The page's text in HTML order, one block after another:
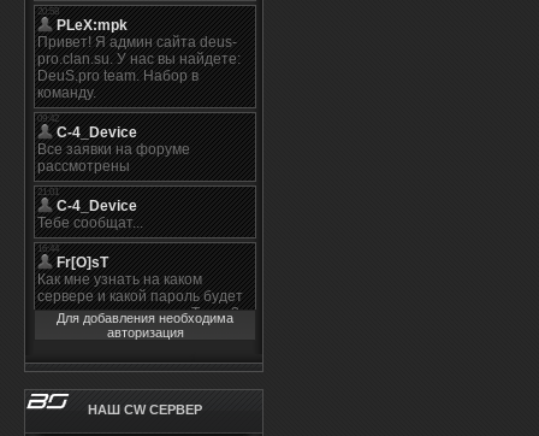
Для добавления необходима
авторизация
НАШ CW СЕРВЕР